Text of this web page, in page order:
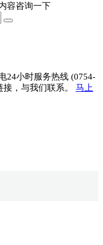
容咨询一下
24小时服务热线 (0754-
，与我们联系。
马上